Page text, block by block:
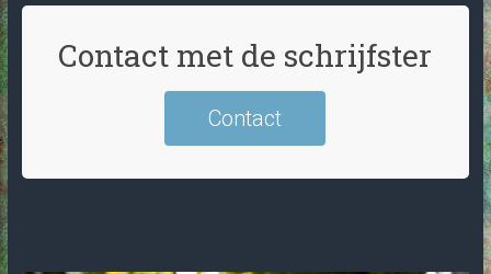
Contact met de schrijfster
Contact